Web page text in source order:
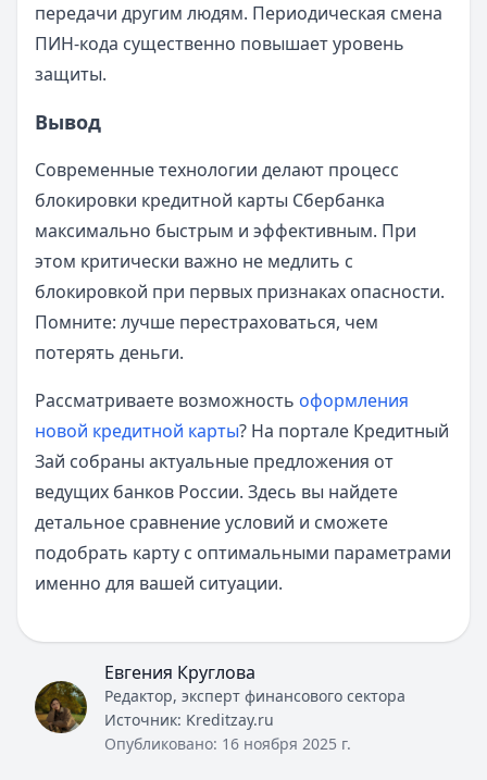
передачи другим людям. Периодическая смена
ПИН-кода существенно повышает уровень
защиты.
Вывод
Современные технологии делают процесс
блокировки кредитной карты Сбербанка
максимально быстрым и эффективным. При
этом критически важно не медлить с
блокировкой при первых признаках опасности.
Помните: лучше перестраховаться, чем
потерять деньги.
Рассматриваете возможность оформления
новой кредитной карты? На портале Кредитный
Зай собраны актуальные предложения от
ведущих банков России. Здесь вы найдете
детальное сравнение условий и сможете
подобрать карту с оптимальными параметрами
именно для вашей ситуации.
Евгения Круглова
Редактор, эксперт финансового сектора
Источник: Kreditzay.ru
Опубликовано: 16 ноября 2025 г.